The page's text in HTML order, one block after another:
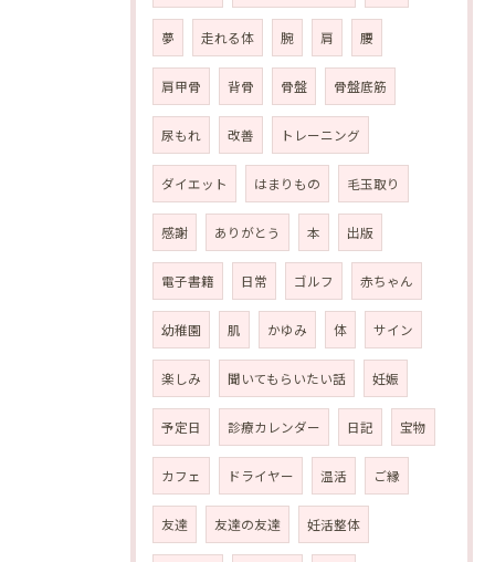
夢 走れる体 腕 肩 腰
肩甲骨 背骨 骨盤 骨盤底筋
尿もれ 改善 トレーニング
ダイエット はまりもの 毛玉取り
感謝 ありがとう 本 出版
電子書籍 日常 ゴルフ 赤ちゃん
幼稚園 肌 かゆみ 体 サイン
楽しみ 聞いてもらいたい話 妊娠
予定日 診療カレンダー 日記 宝物
カフェ ドライヤー 温活 ご縁
友達 友達の友達 妊活整体